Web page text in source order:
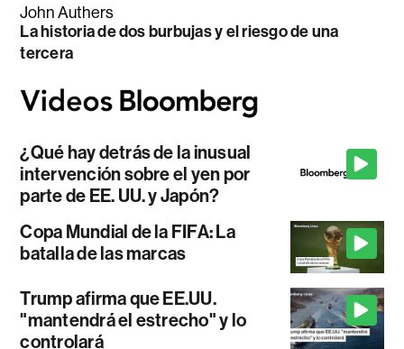
John Authers
La historia de dos burbujas y el riesgo de una
tercera
¿Qué hay detrás de la inusual
intervención sobre el yen por
parte de EE. UU. y Japón?
Copa Mundial de la FIFA: La
batalla de las marcas
Trump afirma que EE.UU.
"mantendrá el estrecho" y lo
controlará